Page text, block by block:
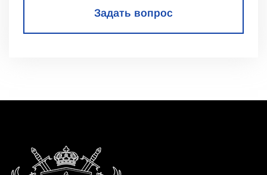
Задать вопрос